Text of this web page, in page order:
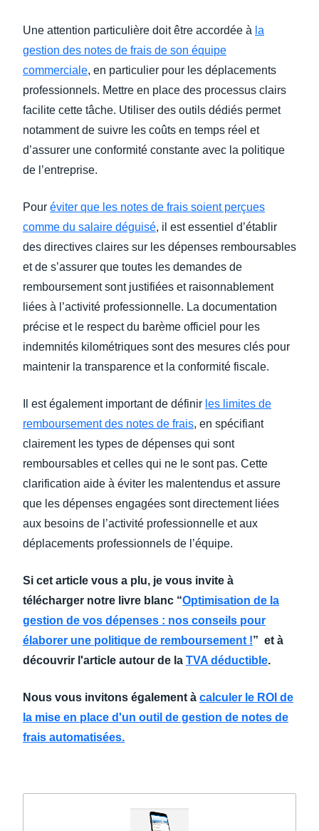
Une attention particulière doit être accordée à la
gestion des notes de frais de son équipe
commerciale, en particulier pour les déplacements
professionnels. Mettre en place des processus clairs
facilite cette tâche. Utiliser des outils dédiés permet
notamment de suivre les coûts en temps réel et
d’assurer une conformité constante avec la politique
de l’entreprise.
Pour éviter que les notes de frais soient perçues
comme du salaire déguisé, il est essentiel d’établir
des directives claires sur les dépenses remboursables
et de s’assurer que toutes les demandes de
remboursement sont justifiées et raisonnablement
liées à l’activité professionnelle. La documentation
précise et le respect du barème officiel pour les
indemnités kilométriques sont des mesures clés pour
maintenir la transparence et la conformité fiscale.
Il est également important de définir les limites de
remboursement des notes de frais, en spécifiant
clairement les types de dépenses qui sont
remboursables et celles qui ne le sont pas. Cette
clarification aide à éviter les malentendus et assure
que les dépenses engagées sont directement liées
aux besoins de l’activité professionnelle et aux
déplacements professionnels de l’équipe.
Si cet article vous a plu, je vous invite à
télécharger notre livre blanc “Optimisation de la
gestion de vos dépenses : nos conseils pour
élaborer une politique de remboursement !” et à
découvrir l'article autour de la TVA déductible.
Nous vous invitons également à calculer le ROI de
la mise en place d'un outil de gestion de notes de
frais automatisées.